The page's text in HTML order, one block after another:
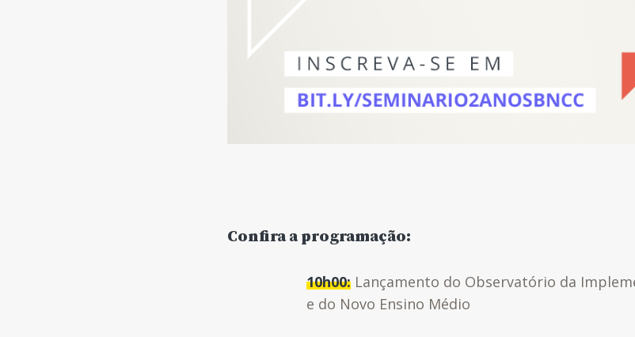
Confira a programação:
10h00: Lançamento do Observatório da
e do Novo Ensino Médio